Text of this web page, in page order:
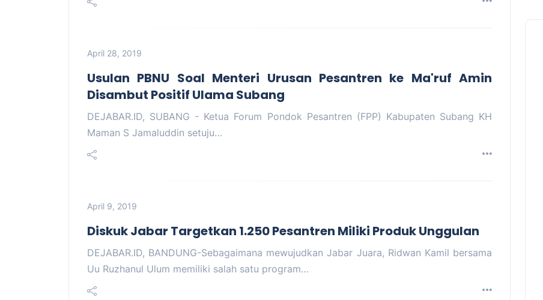
April 28, 2019
Usulan PBNU Soal Menteri Urusan Pesantren ke Ma'ruf Amin
Disambut Positif Ulama Subang
DEJABAR.ID, SUBANG - Ketua Forum Pondok Pesantren (FPP) Kabupaten Subang KH
Maman S Jamaluddin setuju…
April 9, 2019
Diskuk Jabar Targetkan 1.250 Pesantren Miliki Produk Unggulan
DEJABAR.ID, BANDUNG-Sebagaimana mewujudkan Jabar Juara, Ridwan Kamil bersama
Uu Ruzhanul Ulum memiliki salah satu program…